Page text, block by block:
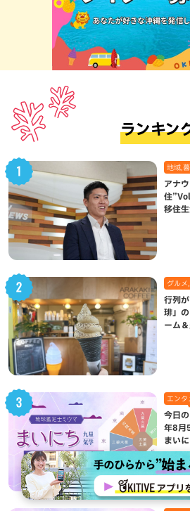
ランキン
地域,
アナ
住
移住
グルメ
行列
琲」
ーム
エンタ
今日
年8月
まい